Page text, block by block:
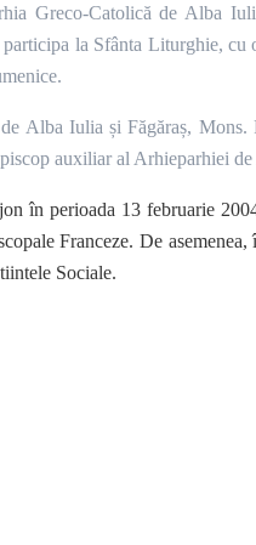
Greco-Catolică de Alba
la Sfânta Liturghie,
Alba Iulia și Făgăraș,
auxiliar al Arhieparhiei
în perioada 13 februarie
Franceze. De
Sociale.
Presă al